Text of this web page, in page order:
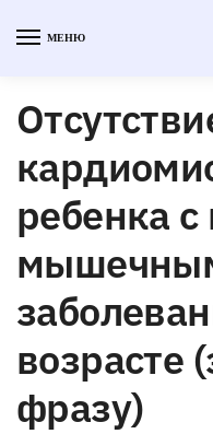
МЕНЮ
ребенка
возрасте
фразу)